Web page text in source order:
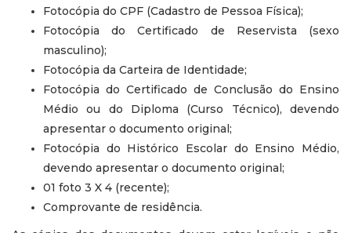
Fotocópia do CPF (Cadastro de Pessoa Física);
Fotocópia do Certificado de Reservista (sexo
masculino);
Fotocópia da Carteira de Identidade;
Fotocópia do Certificado de Conclusão do Ensino
Médio ou do Diploma (Curso Técnico), devendo
apresentar o documento original;
Fotocópia do Histórico Escolar do Ensino Médio,
devendo apresentar o documento original;
01 foto 3 X 4 (recente);
Comprovante de residência.